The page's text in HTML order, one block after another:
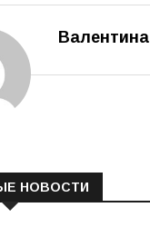
Валентина